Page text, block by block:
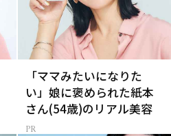
「ママみたいになりた
い」娘に褒められた紙本
さん(54歳)のリアル美容